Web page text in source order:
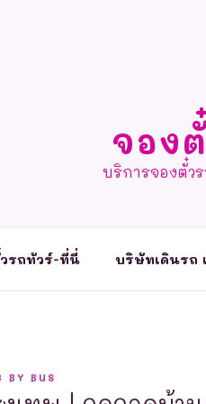
จอง
บริการจองตั๋ว
รถทัวร์-ที่นี่ บริษัทเดินรถ
BY BUS